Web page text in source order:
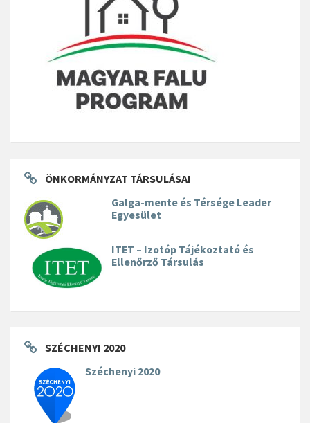
ÖNKORMÁNYZAT TÁRSULÁSAI
Galga-mente és Térsége Leader
Egyesület
ITET – Izotóp Tájékoztató és
Ellenőrző Társulás
SZÉCHENYI 2020
Széchenyi 2020